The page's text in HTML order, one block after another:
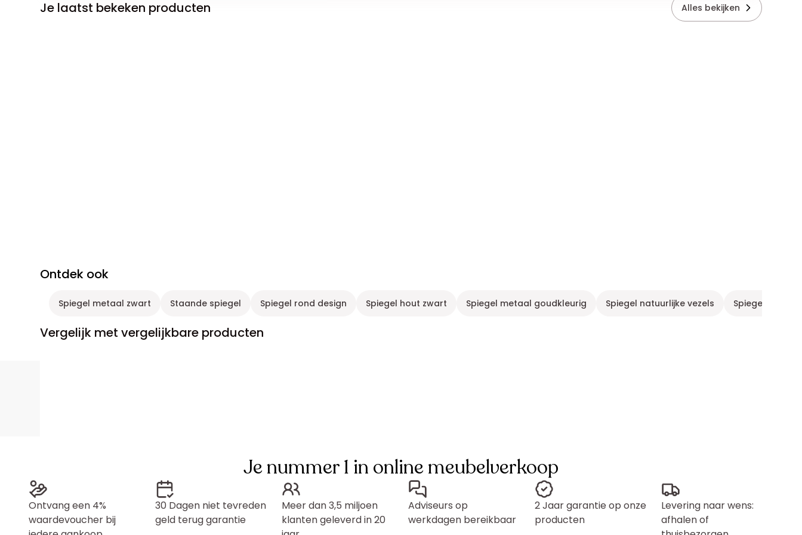
Je laatst bekeken producten Alles bekijken
Ontdek ook
Spiegel metaal zwart Staande spiegel Spiegel rond design Spiegel hout zwart Spiegel metaal goudkleurig Spiegel natuurlijke vezels Spiegel
Vergelijk met vergelijkbare producten
Je nummer 1 in online meubelverkoop
Ontvang een 4%
waardevoucher bij
30 Dagen niet tevreden
geld terug garantie
Meer dan 3,5 miljoen
klanten geleverd in 20
Adviseurs op
werkdagen bereikbaar
2 Jaar garantie op onze
producten
Levering naar wens:
afhalen of